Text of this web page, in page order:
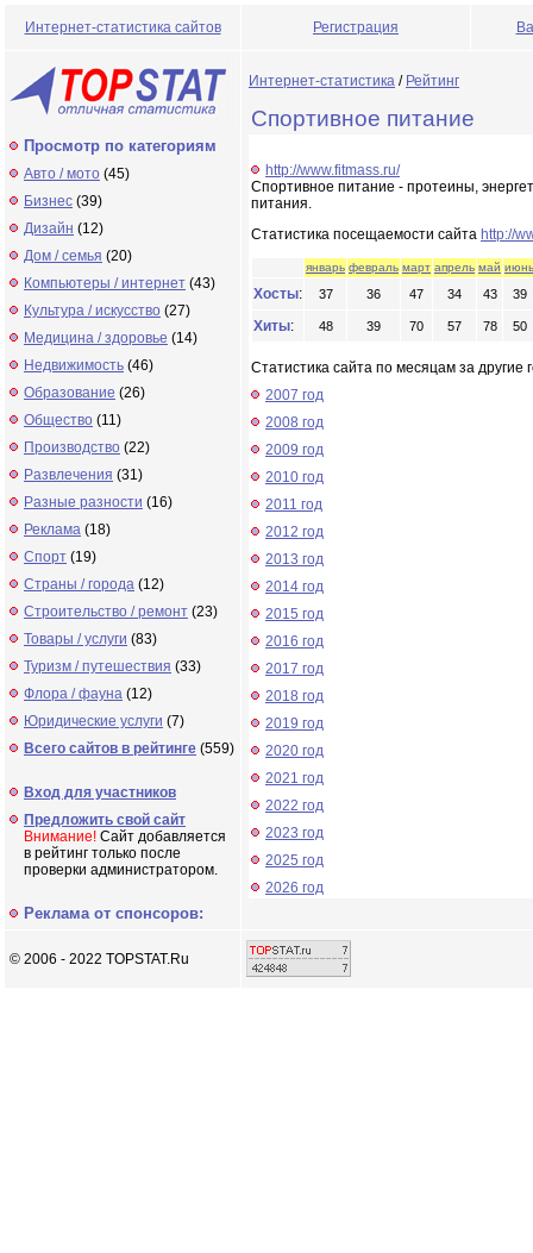
Интернет-статистика сайтов Регистрация
Просмотр по категориям
Авто / мото (45)
Бизнес (39)
Дизайн (12)
Дом / семья (20)
Компьютеры / интернет (43)
Культура / искусство (27)
Медицина / здоровье (14)
Недвижимость (46)
Образование (26)
Общество (11)
Производство (22)
Развлечения (31)
Разные разности (16)
Реклама (18)
Спорт (19)
Страны / города (12)
Строительство / ремонт (23)
Товары / услуги (83)
Туризм / путешествия (33)
Флора / фауна (12)
Юридические услуги (7)
Всего сайтов в рейтинге (559)
Вход для участников
Предложить свой сайт
Внимание! Сайт добавляется
в рейтинг только после
проверки администратором.
Реклама от спонсоров:
Интернет-статистика / Рейтинг
Спортивное питание
http://www.fitmass.ru/
Спортивное питание - протеины,
питания.
Статистика посещаемости сайта http://
январь февраль март апрель май июнь
Хосты: 37 36 47 34 43 39
Хиты: 48 39 70 57 78 50
Статистика сайта по месяцам за другие
2007 год
2008 год
2009 год
2010 год
2011 год
2012 год
2013 год
2014 год
2015 год
2016 год
2017 год
2018 год
2019 год
2020 год
2021 год
2022 год
2023 год
2025 год
2026 год
© 2006 - 2022 TOPSTAT.Ru